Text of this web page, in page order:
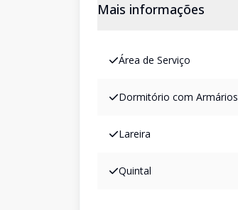
Mais informações
Área de Serviço
Dormitório com Armários
Lareira
Quintal